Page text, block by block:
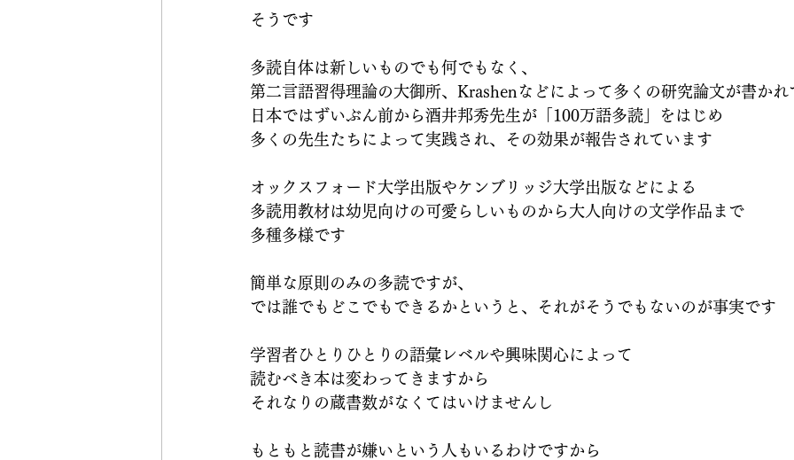
そうです
多読自体は新しいものでも何でもなく、
第二言語習得理論の大御所、Krashenなどによって多くの研究論文が書かれ
日本ではずいぶん前から酒井邦秀先生が「100万語多読」をはじめ
多くの先生たちによって実践され、その効果が報告されています
オックスフォード大学出版やケンブリッジ大学出版などによる
多読用教材は幼児向けの可愛らしいものから大人向けの文学作品まで
多種多様です
簡単な原則のみの多読ですが、
では誰でもどこでもできるかというと、それがそうでもないのが事実です
学習者ひとりひとりの語彙レベルや興味関心によって
読むべき本は変わってきますから
それなりの蔵書数がなくてはいけませんし
もともと読書が嫌いという人もいるわけですから